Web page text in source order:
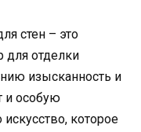
стен – это
для отделки
изысканность и
и особую
которое